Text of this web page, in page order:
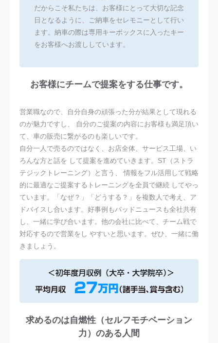
だからこそ私たちは、お客様にとって大切な記念
日となるように、ご納車をセレモニーとして行い
ます。納車の際は専用キーボックスに入ったキー
をお客様へお渡ししています。
お客様にチームで提案をする仕事です。
営業職なので、自分自身の頑張った分が結果として現れる
のが魅力ですし、 自分のご提案の内容にお客様も満足頂い
て、車の販売に繋がるのも楽しいです。
自分一人で売るのではなく、お店全体、サービス工場、い
ろんな方と話を して提案を進めていきます。ST（ストラ
テジックトレーニング）と言う、 情報をフル活用して戦略
的に最適なご提案するトレーニングを全員で継続 してやっ
ています。「なぜ？」「どうする？」を複数人で考え、ア
ドバイスし合います。好事例もバッドニュースも全社共有
し、一緒に学び合います。他の会社に比べて、チーム戦で
対応するので営業をし やすいと思います。ぜひ、一緒に働
きましょう。
求めるのは自燃性（セルフモチベーション
力）のある人間